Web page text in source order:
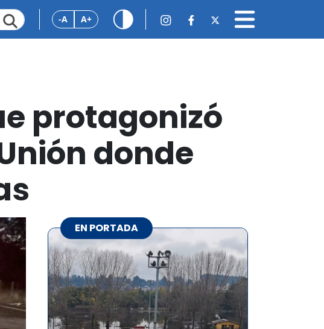
-A A+
protagonizó
donde
EN PORTADA